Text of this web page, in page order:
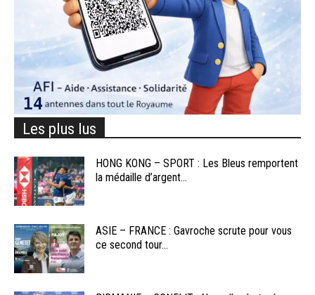
Les plus lus
HONG KONG – SPORT : Les Bleus remportent
la médaille d’argent...
ASIE – FRANCE : Gavroche scrute pour vous
ce second tour...